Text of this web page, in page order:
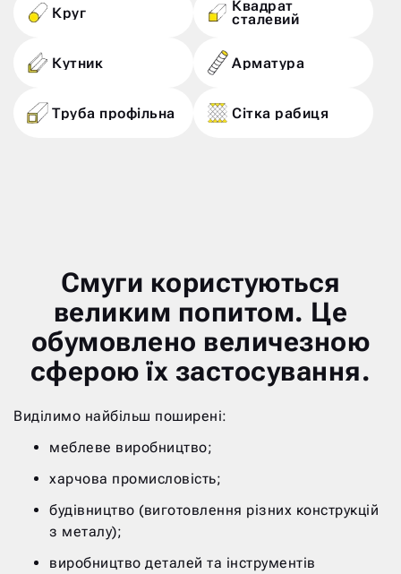
Круг Квадрат
сталевий
Кутник Арматура
Труба профільна Сітка рабиця
Смуги користуються
великим попитом. Це
обумовлено величезною
сферою їх застосування.
Виділимо найбільш поширені:
меблеве виробництво;
харчова промисловість;
будівництво (виготовлення різних конструкцій
з металу);
виробництво деталей та інструментів